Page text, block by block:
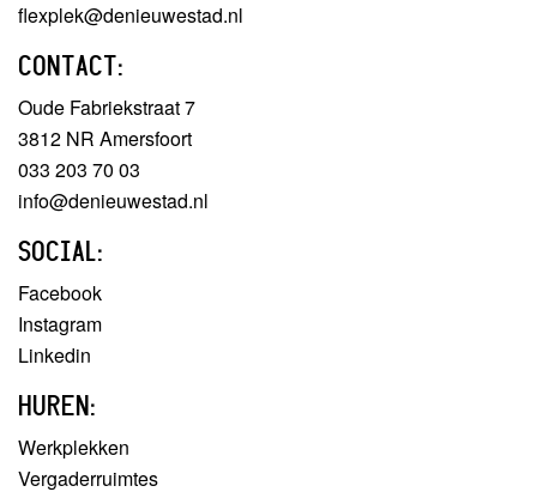
flexplek@denieuwestad.nl
CONTACT:
Oude Fabriekstraat 7
3812 NR Amersfoort
033 203 70 03
info@denieuwestad.nl
SOCIAL:
Facebook
Instagram
Linkedin
HUREN:
Werkplekken
Vergaderruimtes